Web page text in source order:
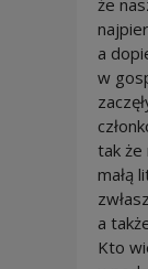
że
a
w
tak że
małą
a
Kto